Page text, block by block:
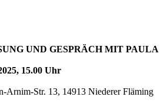
UND GESPRÄCH MIT PAULA
15.00 Uhr
Arnim-Str. 13, 14913 Niederer Fläming